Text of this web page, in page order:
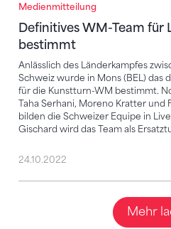
Medienmitteilung
Definitives WM-Team für
bestimmt
Anlässlich des Länderkampfes
Schweiz wurde in Mons (BEL) das
für die Kunstturn-WM bestimmt.
Taha Serhani, Moreno Kratter und
bilden die Schweizer Equipe in
Gischard wird das Team als
Definitives WM-Team für
24.10.2022
Mehr